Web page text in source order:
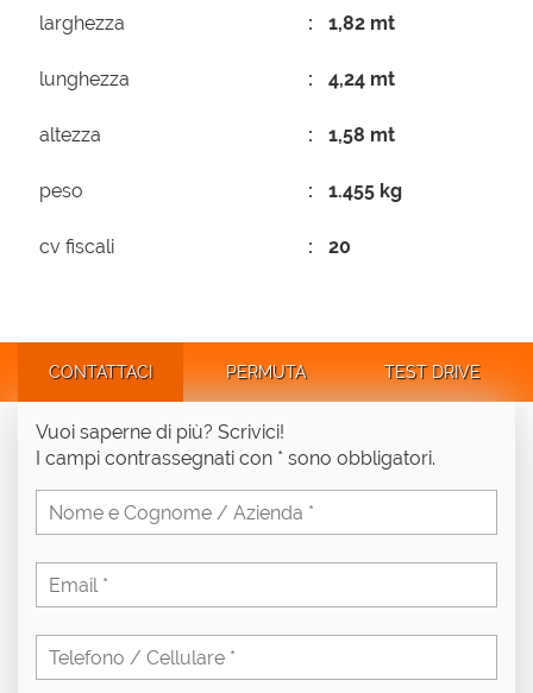
larghezza 1,82 mt
lunghezza 4,24 mt
altezza 1,58 mt
peso 1.455 kg
cv fiscali 20
CONTATTACI PERMUTA TEST DRIVE
Vuoi saperne di più? Scrivici!
I campi contrassegnati con * sono obbligatori.